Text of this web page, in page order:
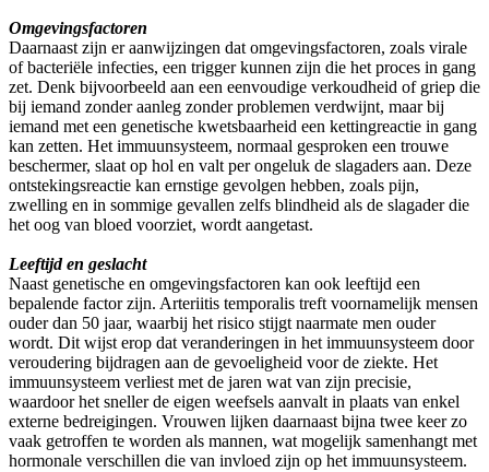
Omgevingsfactoren
Daarnaast zijn er aanwijzingen dat omgevingsfactoren, zoals virale
of bacteriële infecties, een trigger kunnen zijn die het proces in gang
zet. Denk bijvoorbeeld aan een eenvoudige verkoudheid of griep die
bij iemand zonder aanleg zonder problemen verdwijnt, maar bij
iemand met een genetische kwetsbaarheid een kettingreactie in gang
kan zetten. Het immuunsysteem, normaal gesproken een trouwe
beschermer, slaat op hol en valt per ongeluk de slagaders aan. Deze
ontstekingsreactie kan ernstige gevolgen hebben, zoals pijn,
zwelling en in sommige gevallen zelfs blindheid als de slagader die
het oog van bloed voorziet, wordt aangetast.
Leeftijd en geslacht
Naast genetische en omgevingsfactoren kan ook leeftijd een
bepalende factor zijn. Arteriitis temporalis treft voornamelijk mensen
ouder dan 50 jaar, waarbij het risico stijgt naarmate men ouder
wordt. Dit wijst erop dat veranderingen in het immuunsysteem door
veroudering bijdragen aan de gevoeligheid voor de ziekte. Het
immuunsysteem verliest met de jaren wat van zijn precisie,
waardoor het sneller de eigen weefsels aanvalt in plaats van enkel
externe bedreigingen. Vrouwen lijken daarnaast bijna twee keer zo
vaak getroffen te worden als mannen, wat mogelijk samenhangt met
hormonale verschillen die van invloed zijn op het immuunsysteem.